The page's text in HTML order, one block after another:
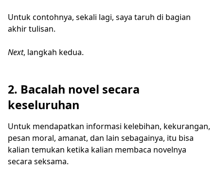
Untuk contohnya, sekali lagi, saya taruh di bagian
akhir tulisan.
Next, langkah kedua.
2. Bacalah novel secara
keseluruhan
Untuk mendapatkan informasi kelebihan, kekurangan,
pesan moral, amanat, dan lain sebagainya, itu bisa
kalian temukan ketika kalian membaca novelnya
secara seksama.